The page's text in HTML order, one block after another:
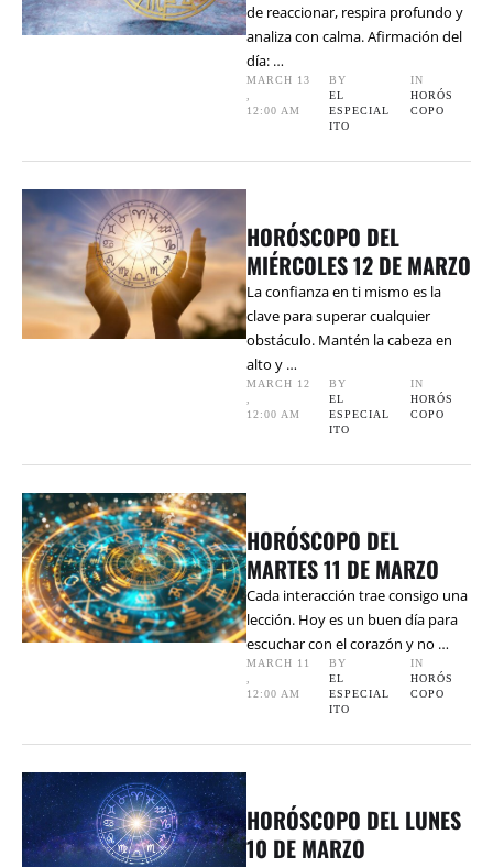
de reaccionar, respira profundo y
analiza con calma. Afirmación del
día: …
MARCH 13
,
12:00 AM
BY
EL
ESPECIAL
ITO
IN
HORÓS
COPO
HORÓSCOPO DEL
MIÉRCOLES 12 DE MARZO
La confianza en ti mismo es la
clave para superar cualquier
obstáculo. Mantén la cabeza en
alto y …
MARCH 12
,
12:00 AM
BY
EL
ESPECIAL
ITO
IN
HORÓS
COPO
HORÓSCOPO DEL
MARTES 11 DE MARZO
Cada interacción trae consigo una
lección. Hoy es un buen día para
escuchar con el corazón y no …
MARCH 11
,
12:00 AM
BY
EL
ESPECIAL
ITO
IN
HORÓS
COPO
HORÓSCOPO DEL LUNES
10 DE MARZO